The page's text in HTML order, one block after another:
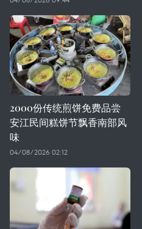
2000份传统煎饼免费品尝
安江民间糕饼节飘香南部风
味
04/08/2026 02:12